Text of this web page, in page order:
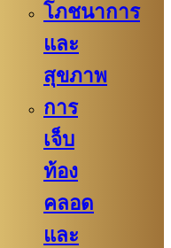
โภชนาการ
และ
สุขภาพ
การ
เจ็บ
ท้อง
คลอด
และ